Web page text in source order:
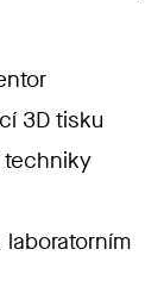
3D tisku
techniky